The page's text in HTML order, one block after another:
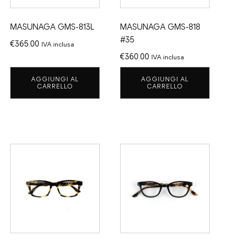
MASUNAGA GMS-813L
€365.00 IVA inclusa
AGGIUNGI AL
CARRELLO
MASUNAGA GMS-818
#35
€360.00 IVA inclusa
AGGIUNGI AL
CARRELLO